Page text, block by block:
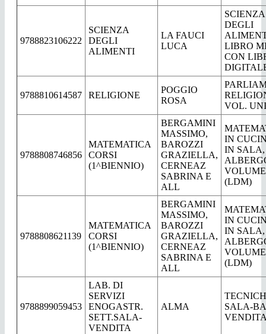
9788823106222
SCIENZA
DEGLI
ALIMENTI
LA FAUCI
LUCA
SCIENZA
DEGLI
LIBRO
CON
9788810614587 RELIGIONE
POGGIO
ROSA
VOL.
9788808746856
MATEMATICA
CORSI
(1^BIENNIO)
BERGAMINI
MASSIMO,
BAROZZI
GRAZIELLA,
CERNEAZ
SABRINA E
ALL
IN
IN
(LDM)
9788808621139
MATEMATICA
CORSI
(1^BIENNIO)
BERGAMINI
MASSIMO,
BAROZZI
GRAZIELLA,
CERNEAZ
SABRINA E
ALL
IN
IN
(LDM)
9788899059453
LAB. DI
SERVIZI
ENOGASTR.
SETT.SALA-
VENDITA
ALMA
SALA-